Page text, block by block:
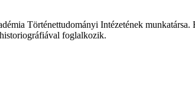
Történettudományi Intézetének
foglalkozik.